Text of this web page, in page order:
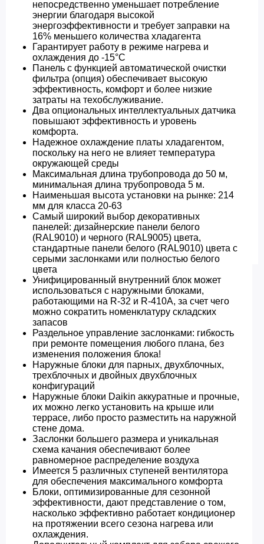
непосредственно уменьшает потребление
энергии благодаря высокой
энергоэффективности и требует заправки на
16% меньшего количества хладагента
Гарантирует работу в режиме нагрева и
охлаждения до -15°C
Панель с функцией автоматической очистки
фильтра (опция) обеспечивает высокую
эффективность, комфорт и более низкие
затраты на техобслуживание.
Два опциональных интеллектуальных датчика
повышают эффективность и уровень
комфорта.
Надежное охлаждение платы хладагентом,
поскольку на него не влияет температура
окружающей среды
Максимальная длина трубопровода до 50 м,
минимальная длина трубопровода 5 м.
Наименьшая высота установки на рынке: 214
мм для класса 20-63
Самый широкий выбор декоративных
панелей: дизайнерские панели белого
(RAL9010) и черного (RAL9005) цвета,
стандартные панели белого (RAL9010) цвета с
серыми заслонками или полностью белого
цвета
Унифицированный внутренний блок может
использоваться с наружными блоками,
работающими на R-32 и R-410A, за счет чего
можно сократить номенклатуру складских
запасов
Раздельное управление заслонками: гибкость
при ремонте помещения любого плана, без
изменения положения блока!
Наружные блоки для парных, двухблочных,
трехблочных и двойных двухблочных
конфигураций
Наружные блоки Daikin аккуратные и прочные,
их можно легко установить на крыше или
террасе, либо просто разместить на наружной
стене дома.
Заслонки большего размера и уникальная
схема качания обеспечивают более
равномерное распределение воздуха
Имеется 5 различных ступеней вентилятора
для обеспечения максимального комфорта
Блоки, оптимизированные для сезонной
эффективности, дают представление о том,
насколько эффективно работает кондиционер
на протяжении всего сезона нагрева или
охлаждения.